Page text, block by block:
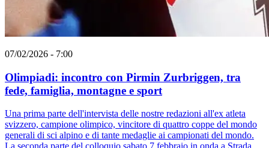
07/02/2026 - 7:00
Olimpiadi: incontro con Pirmin Zurbriggen, tra
fede, famiglia, montagne e sport
Una prima parte dell'intervista delle nostre redazioni all'ex atleta
svizzero, campione olimpico, vincitore di quattro coppe del mondo
generali di sci alpino e di tante medaglie ai campionati del mondo.